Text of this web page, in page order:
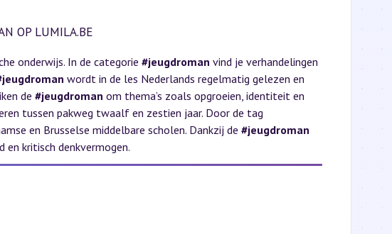
OP LUMILA.BE
onderwijs. In de categorie #jeugdroman vind je verhandelingen
wordt in de les Nederlands regelmatig gelezen en
de #jeugdroman om thema’s zoals opgroeien, identiteit en
tussen pakweg twaalf en zestien jaar. Door de tag
en Brusselse middelbare scholen. Dankzij de #jeugdroman
kritisch denkvermogen.